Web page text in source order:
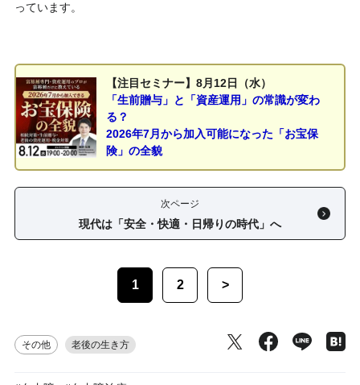
っています。
【注目セミナー】8月12日（水）
「生前贈与」と「資産運用」の常識が変わ
る？
2026年7月から加入可能になった「お宝保
険」の全貌
次ページ
現代は「安全・快適・日帰りの時代」へ
1 2 >
その他 老後の生き方